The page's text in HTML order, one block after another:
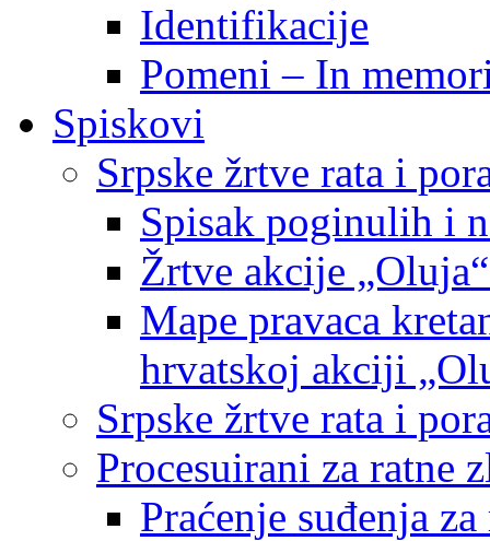
Identifikacije
Pomeni – In
Spiskovi
Srpske žrtve rata i
Spisak poginulih i
Žrtve akcije
Mape pravaca
hrvatskoj akciji
Srpske žrtve rata i
Procesuirani za ratne
Praćenje suđenja